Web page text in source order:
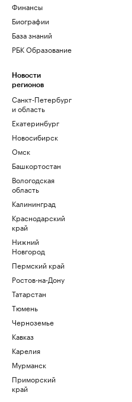
Финансы
Биографии
База знаний
РБК Образование
Новости
регионов
Санкт-Петербург
и область
Екатеринбург
Новосибирск
Омск
Башкортостан
Вологодская
область
Калининград
Краснодарский
край
Нижний
Новгород
Пермский край
Ростов-на-Дону
Татарстан
Тюмень
Черноземье
Кавказ
Карелия
Мурманск
Приморский
край